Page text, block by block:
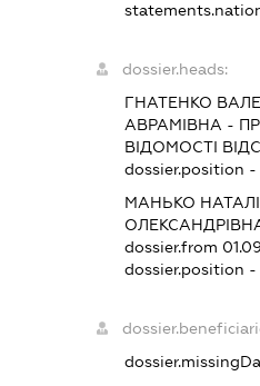
dossier.heads:
ГНАТЕНКО
АВРАМІВНА -
ВІДОМОСТІ
dossier.position -
МАНЬКО
dossier.from
dossier.position -